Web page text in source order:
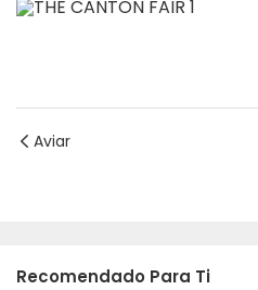
Aviar
Recomendado Para Ti